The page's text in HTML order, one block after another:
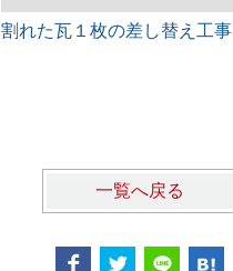
割れた瓦１枚の差し替え工事
一覧へ戻る